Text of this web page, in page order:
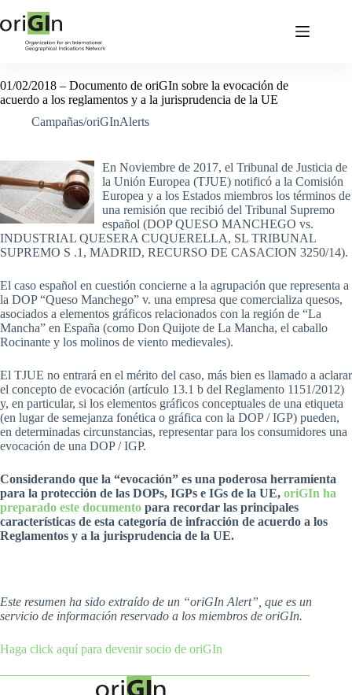
01/02/2018 – Documento de oriGIn sobre la evocación de
acuerdo a los reglamentos y a la jurisprudencia de la UE
Campañas/oriGInAlerts
En Noviembre de 2017, el Tribunal de Justicia de
la Unión Europea (TJUE) notificó a la Comisión
Europea y a los Estados miembros los términos de
una remisión que recibió del Tribunal Supremo
español (DOP QUESO MANCHEGO vs.
INDUSTRIAL QUESERA CUQUERELLA, SL TRIBUNAL
SUPREMO S .1, MADRID, RECURSO DE CASACION 3250/14).
El caso español en cuestión concierne a la agrupación que representa a
la DOP “Queso Manchego” v. una empresa que comercializa quesos,
asociados a elementos gráficos relacionados con la región de “La
Mancha” en España (como Don Quijote de La Mancha, el caballo
Rocinante y los molinos de viento medievales).
El TJUE no entrará en el mérito del caso, más bien es llamado a aclarar
el concepto de evocación (artículo 13.1 b del Reglamento 1151/2012)
y, en particular, si los elementos gráficos conceptuales de una etiqueta
(en lugar de semejanza fonética o gráfica con la DOP / IGP) pueden,
en determinadas circunstancias, representar para los consumidores una
evocación de una DOP / IGP.
Considerando que la “evocación” es una poderosa herramienta
para la protección de las DOPs, IGPs e IGs de la UE, oriGIn ha
preparado este documento para recordar las principales
características de esta categoría de infracción de acuerdo a los
Reglamentos y a la jurisprudencia de la UE.
Este resumen ha sido extraído de un “oriGIn Alert”, que es un
servicio de información reservado a los miembros de oriGIn.
Haga click aquí para devenir socio de oriGIn